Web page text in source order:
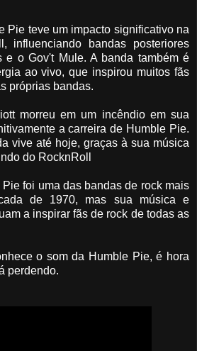
Pie teve um impacto significativo na
influenciando bandas posteriores
e o Gov't Mule. A banda também é
ao vivo, que inspirou muitos fãs
próprias bandas.
morreu em um incêndio em sua
a carreira de Humble Pie.
vive até hoje, graças à sua música
do RocknRoll
foi uma das bandas de rock mais
de 1970, mas sua música e
a inspirar fãs de rock de todas as
o som da Humble Pie, é hora
perdendo.